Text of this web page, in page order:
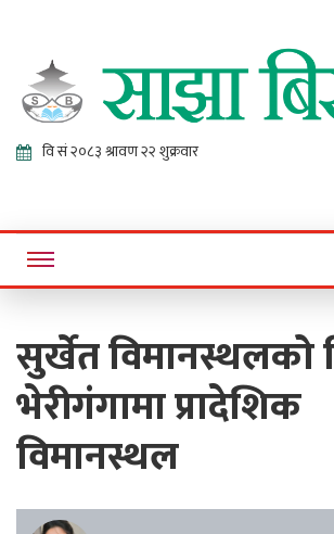
Sajha
Online News Portal
सुर्खेत विमानस्थलको
भेरीगंगामा प्रादेशिक
विमानस्थल